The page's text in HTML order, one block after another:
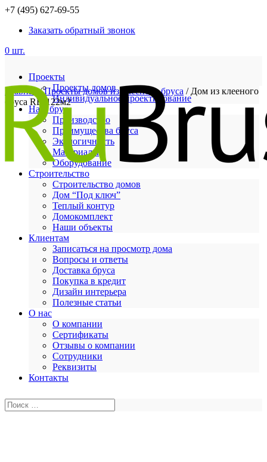
+7 (495) 627-69-55
Заказать обратный звонок
0 шт.
Проекты
Проекты домов
Индивидуальное проектирование
Наш брус
Производство
Преимущества бруса
Экологичность
Материалы
Оборудование
Строительство
Строительство домов
Дом “Под ключ”
Теплый контур
Домокомплект
Наши объекты
Клиентам
Записаться на просмотр дома
Вопросы и ответы
Доставка бруса
Покупка в кредит
Дизайн интерьера
Полезные статьи
О нас
О компании
Сертификаты
Отзывы о компании
Сотрудники
Реквизиты
Контакты
Главная/Проекты домов из клееного бруса / Дом из клееного
бруса RB-122м2